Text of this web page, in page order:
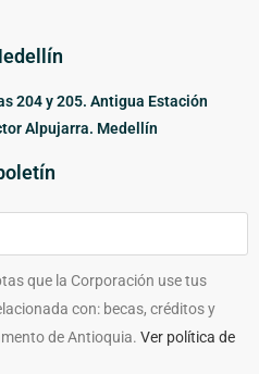
204 y 205. Antigua Estación
Alpujarra. Medellín
que la Corporación use tus
con: becas, créditos y
de Antioquia. Ver política de